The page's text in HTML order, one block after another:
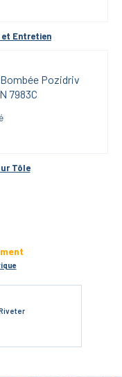
Entretien
Pozidriv
7983C
Tôle